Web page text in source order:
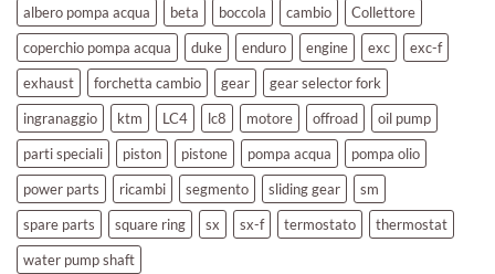
albero pompa acqua
beta boccola cambio
Collettore
coperchio pompa acqua
duke enduro engine exc
exc-f
exhaust
forchetta cambio gear
gear selector fork
ingranaggio
ktm LC4 lc8 motore offroad
oil pump
parti speciali
piston pistone pompa acqua
pompa olio
power parts
ricambi segmento sliding gear
sm
spare parts
square ring sx sx-f termostato
thermostat
water pump shaft